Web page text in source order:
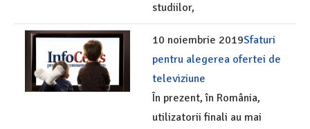
studiilor,
10 noiembrie 2019Sfaturi
pentru alegerea ofertei de
televiziune
În prezent, în România,
utilizatorii finali au mai